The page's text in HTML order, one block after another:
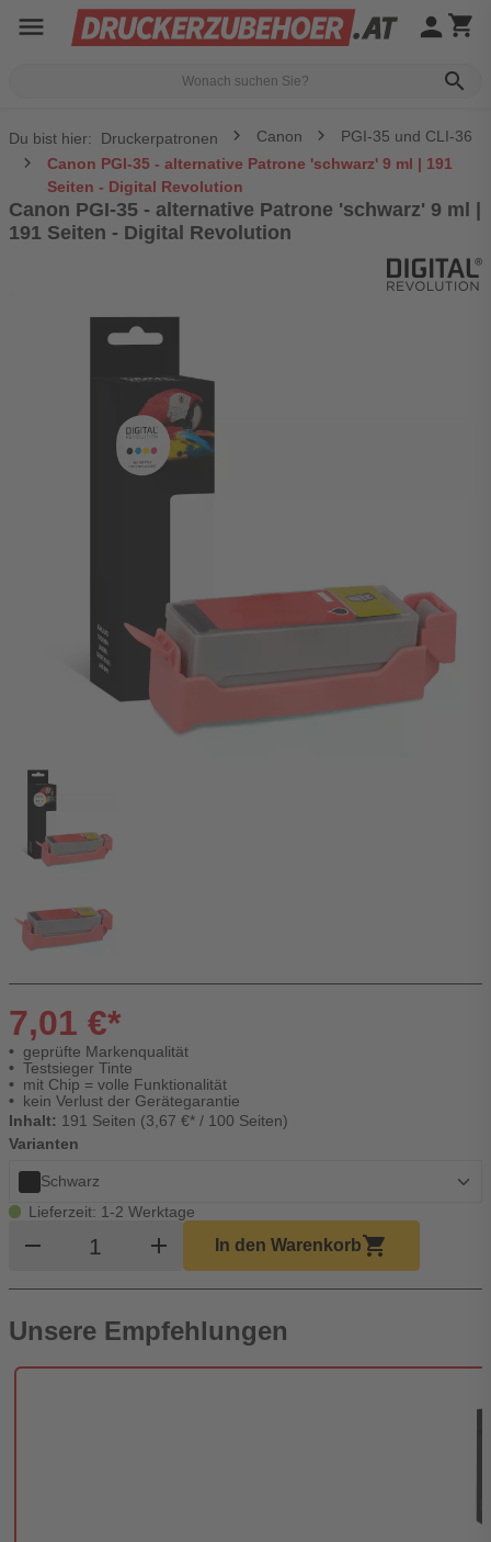
menu
search
person shopping_cart
Du bist hier: Druckerpatronen Canon
PGI-35 und CLI-36
Canon PGI-35 - alternative Patrone 'schwarz' 9 ml | 191
Seiten - Digital Revolution
Canon PGI-35 - alternative Patrone 'schwarz' 9 ml |
191 Seiten - Digital Revolution
7,01 €*
geprüfte Markenqualität
Testsieger Tinte
mit Chip = volle Funktionalität
kein Verlust der Gerätegarantie
Inhalt: 191 Seiten (3,67 €* / 100 Seiten)
Varianten
Schwarz
Lieferzeit: 1-2 Werktage
remove Produkt Warenkorb Menge
add In den Warenkorbshopping_cart
Unsere Empfehlungen